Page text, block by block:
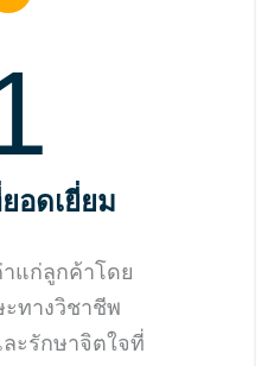
อดเยี่ยม
แก่ลูกค้าโดย
ทางวิชาชีพ
ะรักษาจิตใจที่